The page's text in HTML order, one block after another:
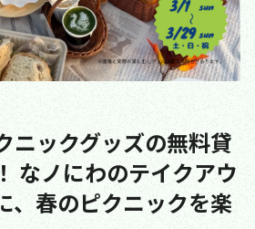
ニックグッズの無料貸
なノにわのテイクアウ
、春のピクニックを楽